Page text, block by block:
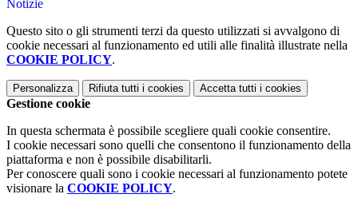
Notizie
Questo sito o gli strumenti terzi da questo utilizzati si avvalgono di
cookie necessari al funzionamento ed utili alle finalità illustrate nella
COOKIE POLICY.
Personalizza Rifiuta tutti i cookies Accetta tutti i cookies
Gestione cookie
In questa schermata è possibile scegliere quali cookie consentire.
I cookie necessari sono quelli che consentono il funzionamento della
piattaforma e non è possibile disabilitarli.
Per conoscere quali sono i cookie necessari al funzionamento potete
visionare la COOKIE POLICY.